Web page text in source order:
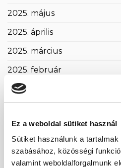
Ez a weboldal sütiket használ
Sütiket használunk a
szabásához, közösségi
valamint weboldalforgalmunk
2025. május
2025. április
2025. március
2025. február
2025. január
2024. október
2024. május